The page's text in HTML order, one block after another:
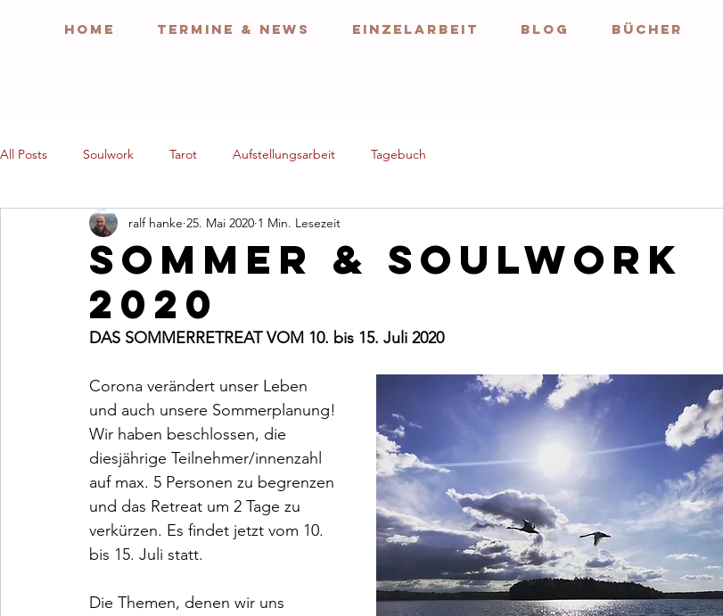
HOME TERMINE & NEWS EINZELARBEIT BLOG BÜCHER
All Posts Soulwork Tarot Aufstellungsarbeit Tagebuch
SOMMER & SOULWORK
2020
ralf hanke 25. Mai 2020 1 Min. Lesezeit
DAS SOMMERRETREAT VOM 10. bis 15. Juli 2020
Corona verändert unser Leben
und auch unsere Sommerplanung!
Wir haben beschlossen, die
diesjährige Teilnehmer/innenzahl
auf max. 5 Personen zu begrenzen
und das Retreat um 2 Tage zu
verkürzen. Es findet jetzt vom 10.
bis 15. Juli statt.
Die Themen, denen wir uns